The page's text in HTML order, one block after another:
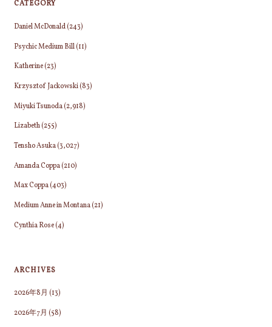
CATEGORY
Daniel McDonald(243)
Psychic Medium Bill(11)
Katherine(23)
Krzysztof Jackowski(83)
Miyuki Tsunoda(2,918)
Lizabeth(255)
Tensho Asuka(3,027)
Amanda Coppa(210)
Max Coppa(403)
Medium Anne in Montana(21)
Cynthia Rose(4)
ARCHIVES
2026年8月 (13)
2026年7月 (58)